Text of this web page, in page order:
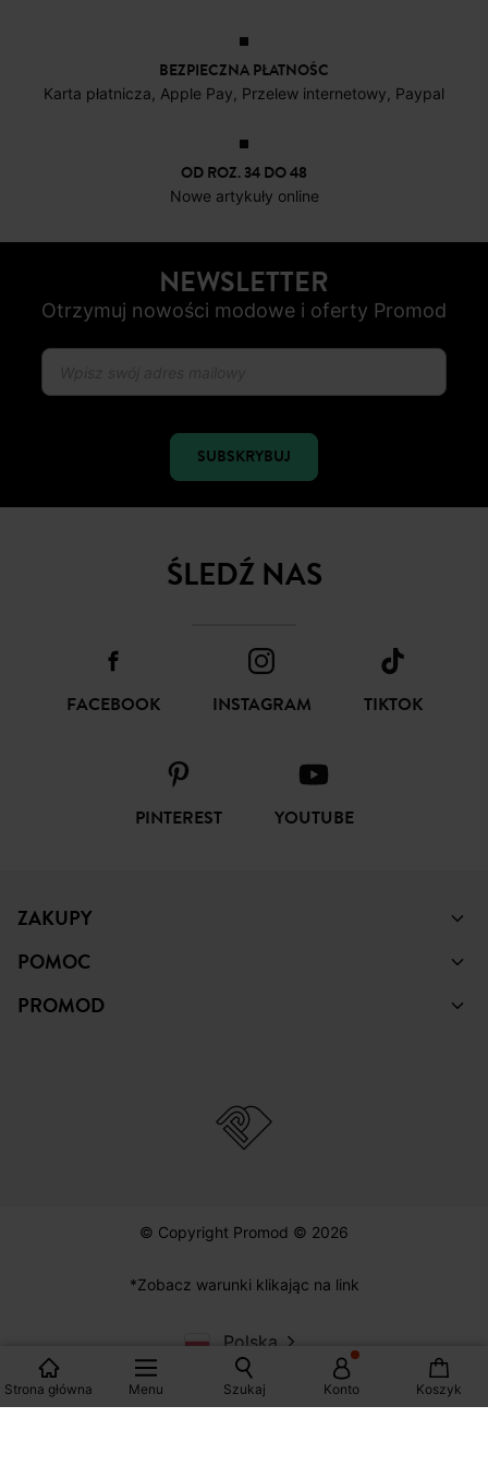
Strona główna Menu Szukaj Konto Koszyk
BEZPIECZNA PŁATNOŚC
Karta płatnicza, Apple Pay, Przelew internetowy, Paypal
OD ROZ. 34 DO 48
Nowe artykuły online
NEWSLETTER
Otrzymuj nowości modowe i oferty Promod
SUBSKRYBUJ
ŚLEDŹ NAS
FACEBOOK INSTAGRAM TIKTOK
PINTEREST YOUTUBE
ZAKUPY
POMOC
PROMOD
© Copyright Promod © 2026
*Zobacz warunki klikając na link
Polska